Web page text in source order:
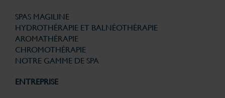
SPAS MAGILINE
HYDROTHÉRAPIE ET BALNÉOTHÉRAPIE
AROMATHÉRAPIE
CHROMOTHÉRAPIE
NOTRE GAMME DE SPA
ENTREPRISE